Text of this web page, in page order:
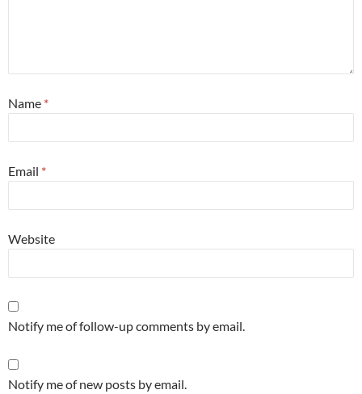
Name *
Email *
Website
Notify me of follow-up comments by email.
Notify me of new posts by email.